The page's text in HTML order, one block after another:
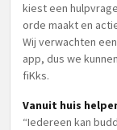
kiest een
orde maakt en
Wij verwachten
app, dus we
fiKks.
Vanuit huis
“Iedereen kan